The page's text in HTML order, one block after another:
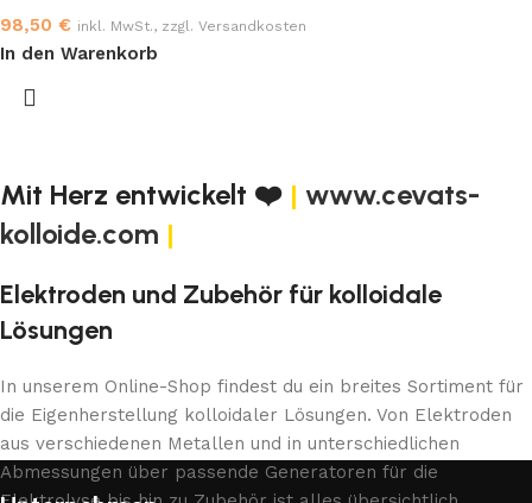
98,50 € inkl. MwSt., zzgl. Versandkosten
In den Warenkorb
Mit Herz entwickelt ❤️ | www.cevats-
kolloide.com |
Elektroden und Zubehör für kolloidale
Lösungen
In unserem Online-Shop findest du ein breites Sortiment für
die Eigenherstellung kolloidaler Lösungen. Von Elektroden
aus verschiedenen Metallen und in unterschiedlichen
Abmessungen über passende Generatoren für die